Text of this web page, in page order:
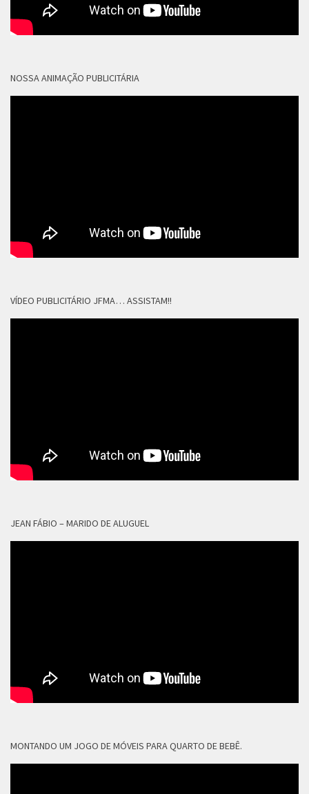
NOSSA ANIMAÇÃO PUBLICITÁRIA
VÍDEO PUBLICITÁRIO JFMA… ASSISTAM!!
JEAN FÁBIO – MARIDO DE ALUGUEL
MONTANDO UM JOGO DE MÓVEIS PARA QUARTO DE BEBÊ.